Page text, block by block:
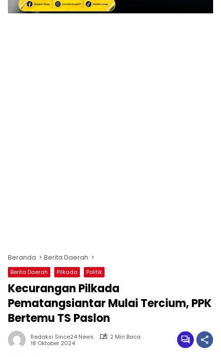
Beranda Berita Daerah
Berita Daerah Pilkada Politik
Kecurangan Pilkada
Pematangsiantar Mulai Tercium, PPK
Bertemu TS Paslon
Redaksi Since24 News
2 Min Baca
18 Oktober 2024